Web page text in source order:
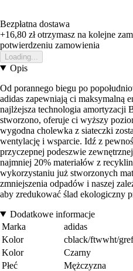
Bezpłatna dostawa
+16,80 złotrzymasz na kolejne
potwierdzeniu zamowienia
Loading...
Opis
Od porannego biegu po
adidas zapewniają ci maksymalną
najlżejsza technologia
stworzono, oferuje ci wyższy
wygodna cholewka z siateczki
wentylację i wsparcie. Idź z
przyczepnej podeszwie
najmniej 20% materiałów z
wykorzystaniu już stworzonych
zmniejszenia odpadów i naszej
aby zredukować ślad ekologiczny
Dodatkowe informacje
Marka
adidas
Kolor
cblack/ftwwht/
Kolor
Czarny
Płeć
Mężczyzna